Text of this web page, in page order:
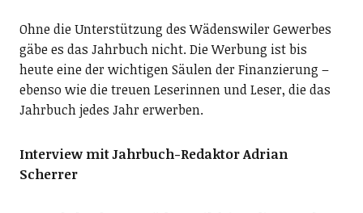
Ohne die Unterstützung des Wädenswiler Gewerbes
gäbe es das Jahrbuch nicht. Die Werbung ist bis
heute eine der wichtigen Säulen der Finanzierung –
ebenso wie die treuen Leserinnen und Leser, die das
Jahrbuch jedes Jahr erwerben.
Interview mit Jahrbuch-Redaktor Adrian
Scherrer